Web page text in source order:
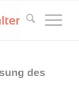
des